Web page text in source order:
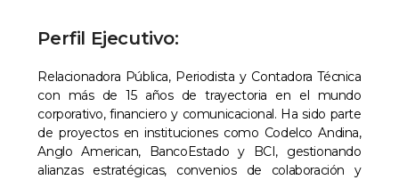
Perfil Ejecutivo:
Relacionadora Pública, Periodista y Contadora Técnica
con más de 15 años de trayectoria en el mundo
corporativo, financiero y comunicacional. Ha sido parte
de proyectos en instituciones como Codelco Andina,
Anglo American, BancoEstado y BCI, gestionando
alianzas estratégicas, convenios de colaboración y